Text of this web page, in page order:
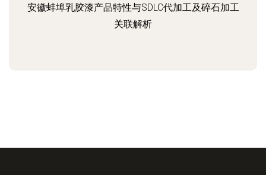
安徽蚌埠乳胶漆产品特性与SDLC代加工及碎石加工
关联解析